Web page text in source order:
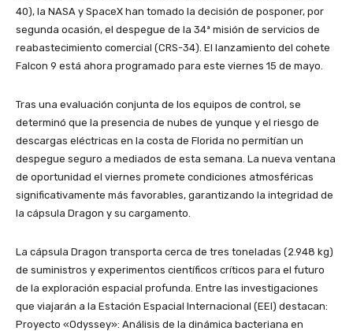
40), la NASA y SpaceX han tomado la decisión de posponer, por
segunda ocasión, el despegue de la 34ª misión de servicios de
reabastecimiento comercial (CRS-34). El lanzamiento del cohete
Falcon 9 está ahora programado para este viernes 15 de mayo.
​Tras una evaluación conjunta de los equipos de control, se
determinó que la presencia de nubes de yunque y el riesgo de
descargas eléctricas en la costa de Florida no permitían un
despegue seguro a mediados de esta semana. La nueva ventana
de oportunidad el viernes promete condiciones atmosféricas
significativamente más favorables, garantizando la integridad de
la cápsula Dragon y su cargamento.
​La cápsula Dragon transporta cerca de tres toneladas (2.948 kg)
de suministros y experimentos científicos críticos para el futuro
de la exploración espacial profunda. Entre las investigaciones
que viajarán a la Estación Espacial Internacional (EEI) destacan:
​Proyecto «Odyssey»: Análisis de la dinámica bacteriana en